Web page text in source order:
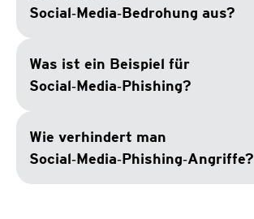
Social‑Media‑Bedrohung aus?
Was ist ein Beispiel für
Social‑Media‑Phishing?
Wie verhindert man
Social‑Media‑Phishing‑Angriffe?